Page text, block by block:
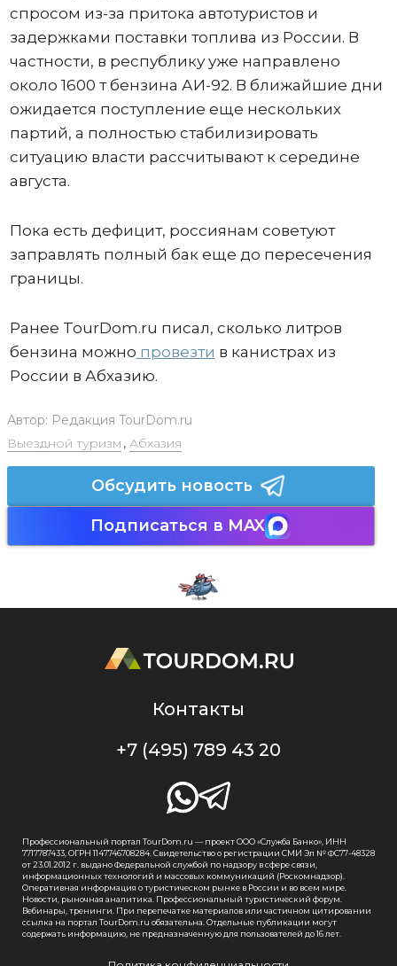
спросом из-за притока автотуристов и
задержками поставки топлива из России. В
частности, в республику уже направлено
около 1600 т бензина АИ-92. В ближайшие дни
ожидается поступление еще нескольких
партий, а полностью стабилизировать
ситуацию власти рассчитывают к середине
августа.
Пока есть дефицит, россиянам советуют
заправлять полный бак еще до пересечения
границы.
Ранее TourDom.ru писал, сколько литров
бензина можно провезти в канистрах из
России в Абхазию.
Автор: Редакция TourDom.ru
Выездной туризм , Абхазия
Обсудить новость
Подписаться в MAX
Контакты
+7 (495) 789 43 20
Профессиональный портал TourDom.ru — проект ООО «Служба Банко», ИНН
7717787433, ОГРН 1147746708284. Свидетельство о регистрации СМИ Эл № ФС77-48328
от 23.01.2012 г. выдано Федеральной службой по надзору в сфере связи,
информационных технологий и массовых коммуникаций (Роскомнадзор).
Оперативная информация о туристическом рынке в России и во всем мире.
Новости, рыночная аналитика. Профессиональный туристический форум.
Вебинары, тренинги. При перепечатке материалов или частичном цитировании
ссылка на портал TourDom.ru обязательна. Отдельные публикации могут
содержать информацию, не предназначенную для пользователей до 16 лет.